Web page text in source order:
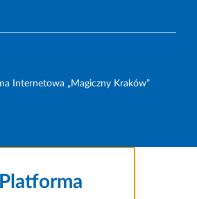
Internetowa „Magiczny Kraków”